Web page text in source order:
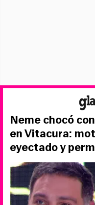
Neme chocó
en Vitacura:
eyectado y